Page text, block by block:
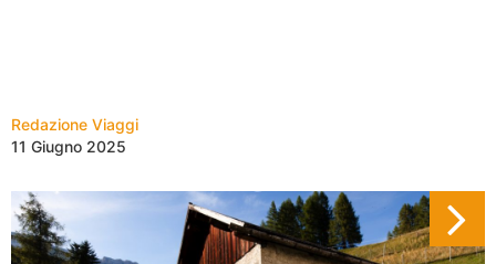
Redazione Viaggi
11 Giugno 2025